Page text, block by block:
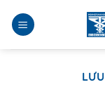
qua